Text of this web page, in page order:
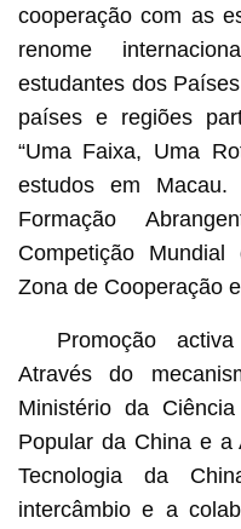
cooperação com as
renome
estudantes dos
países e regiões
“Uma Faixa, Uma
estudos em Macau.
Formação
Competição
Zona de Cooperação
Promoção
Através do
Ministério da
Popular da China e a
Tecnologia da
intercâmbio e a